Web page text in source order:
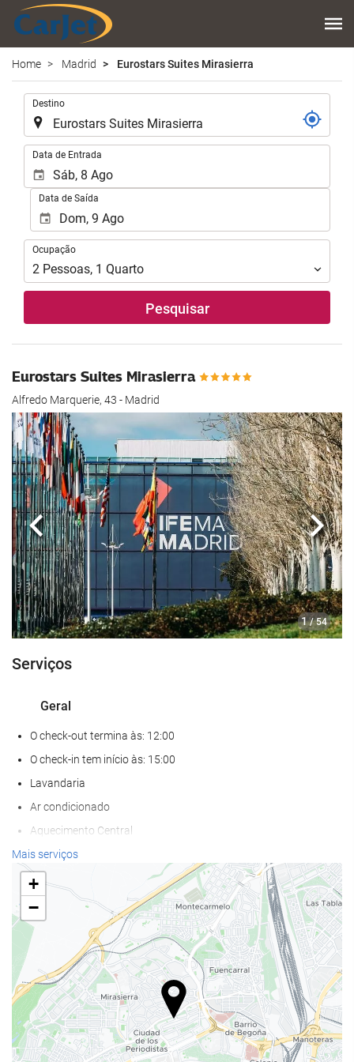
Home Madrid Eurostars Suites Mirasierra
Destino
Data de Entrada
Data de Saída
Ocupação
Ocupação
2 Pessoas, 1 Quarto
Pesquisar
Eurostars Suites Mirasierra
Alfredo Marquerie, 43 - Madrid
1 / 54
Anterior
Serviços
Geral
O check-out termina às: 12:00
O check-in tem início às: 15:00
Lavandaria
Ar condicionado
Aquecimento Central
Elevador
Acesso def. motores
Salas para não-fumadores
Proibido fumar em todas as áreas
Não admite animais
Alimentação e bebidas
Restaurante
Restaurante à la carte
Mais serviços
+
−